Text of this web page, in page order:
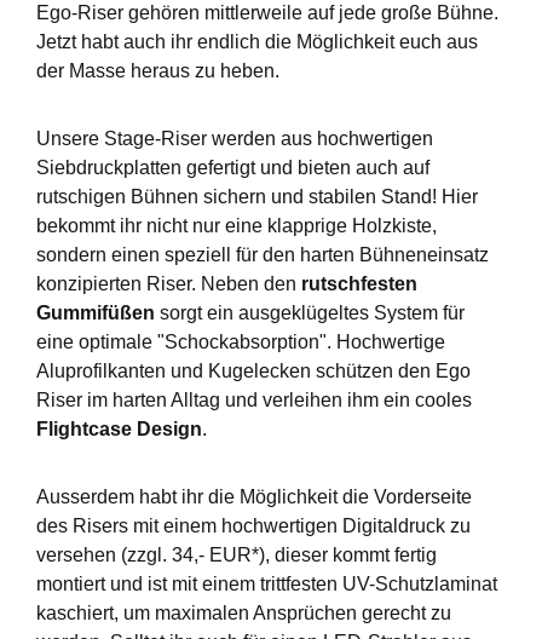
Ego-Riser gehören mittlerweile auf jede große Bühne.
Jetzt habt auch ihr endlich die Möglichkeit euch aus
der Masse heraus zu heben.
Unsere Stage-Riser werden aus hochwertigen
Siebdruckplatten gefertigt und bieten auch auf
rutschigen Bühnen sichern und stabilen Stand! Hier
bekommt ihr nicht nur eine klapprige Holzkiste,
sondern einen speziell für den harten Bühneneinsatz
konzipierten Riser. Neben den rutschfesten
Gummifüßen sorgt ein ausgeklügeltes System für
eine optimale "Schockabsorption". Hochwertige
Aluprofilkanten und Kugelecken schützen den Ego
Riser im harten Alltag und verleihen ihm ein cooles
Flightcase Design.
Ausserdem habt ihr die Möglichkeit die Vorderseite
des Risers mit einem hochwertigen Digitaldruck zu
versehen (zzgl. 34,- EUR*), dieser kommt fertig
montiert und ist mit einem trittfesten UV-Schutzlaminat
kaschiert, um maximalen Ansprüchen gerecht zu